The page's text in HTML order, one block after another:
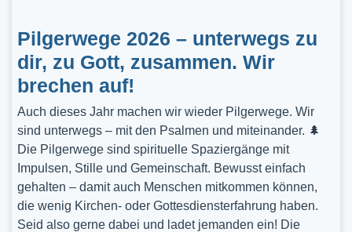
Pilgerwege 2026 – unterwegs zu
dir, zu Gott, zusammen. Wir
brechen auf!
Auch dieses Jahr machen wir wieder Pilgerwege. Wir
sind unterwegs – mit den Psalmen und miteinander. 🌲
Die Pilgerwege sind spirituelle Spaziergänge mit
Impulsen, Stille und Gemeinschaft. Bewusst einfach
gehalten – damit auch Menschen mitkommen können,
die wenig Kirchen- oder Gottesdiensterfahrung haben.
Seid also gerne dabei und ladet jemanden ein! Die